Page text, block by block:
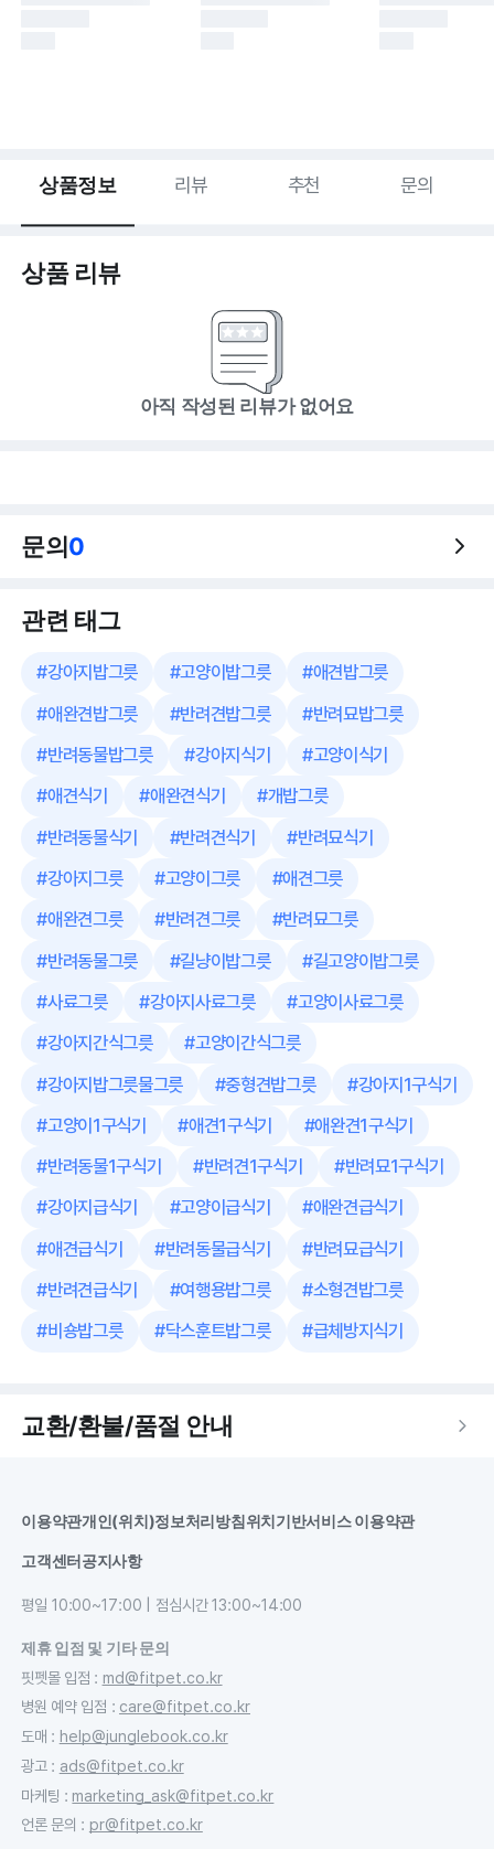
상품정보 리뷰 추천 문의
상품 리뷰
아직 작성된 리뷰가 없어요
문의0
관련 태그
#강아지밥그릇 #고양이밥그릇 #애견밥그릇
#애완견밥그릇 #반려견밥그릇 #반려묘밥그릇
#반려동물밥그릇 #강아지식기 #고양이식기
#애견식기 #애완견식기 #개밥그릇
#반려동물식기 #반려견식기 #반려묘식기
#강아지그릇 #고양이그릇 #애견그릇
#애완견그릇 #반려견그릇 #반려묘그릇
#반려동물그릇 #길냥이밥그릇 #길고양이밥그릇
#사료그릇 #강아지사료그릇 #고양이사료그릇
#강아지간식그릇 #고양이간식그릇
#강아지밥그릇물그릇 #중형견밥그릇 #강아지1구식기
#고양이1구식기 #애견1구식기 #애완견1구식기
#반려동물1구식기 #반려견1구식기 #반려묘1구식기
#강아지급식기 #고양이급식기 #애완견급식기
#애견급식기 #반려동물급식기 #반려묘급식기
#반려견급식기 #여행용밥그릇 #소형견밥그릇
#비숑밥그릇 #닥스훈트밥그릇 #급체방지식기
교환/환불/품절 안내
이용약관개인(위치)정보처리방침위치기반서비스 이용약관
고객센터공지사항
평일 10:00~17:00 | 점심시간 13:00~14:00
제휴 입점 및 기타 문의
핏펫몰 입점 : md@fitpet.co.kr
병원 예약 입점 : care@fitpet.co.kr
도매 : help@junglebook.co.kr
광고: ads@fitpet.co.kr
마케팅 : marketing_ask@fitpet.co.kr
언론 문의 : pr@fitpet.co.kr